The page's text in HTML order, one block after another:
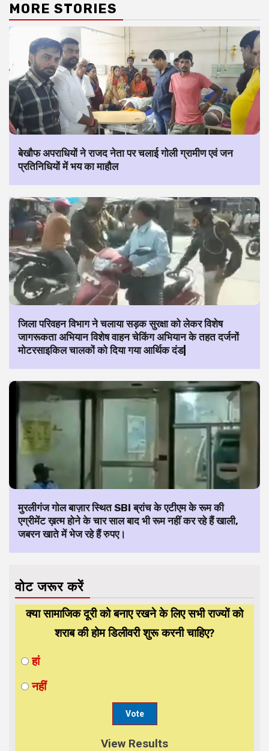
MORE STORIES
बेखौफ अपराधियों ने राजद नेता पर चलाई गोली ग्रामीण एवं जन
प्रतिनिधियों में भय का माहौल
जिला परिवहन विभाग ने चलाया सड़क सुरक्षा को लेकर विशेष
जागरूकता अभियान विशेष वाहन चेकिंग अभियान के तहत दर्जनों
मोटरसाइकिल चालकों को दिया गया आर्थिक दंड|
मुरलीगंज गोल बाज़ार स्थित SBI ब्रांच के एटीएम के रूम की
एग्रीमेंट ख़त्म होने के चार साल बाद भी रूम नहीं कर रहे हैं खाली,
जबरन खाते में भेज रहे हैं रुपए।
वोट जरूर करें
क्या सामाजिक दूरी को बनाए रखने के लिए सभी राज्यों को
शराब की होम डिलीवरी शुरू करनी चाहिए?
हां
नहीं
View Results